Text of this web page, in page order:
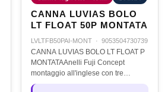
CANNA LUVIAS BOLO
LT FLOAT 50P MONTATA
LVLTFB50PAI-MONT · 9053504730739
CANNA LUVIAS BOLO LT FLOAT P
MONTATAAnelli Fuji Concept
montaggio all'inglese con tre
scorrevoli sulla cima , uno sul